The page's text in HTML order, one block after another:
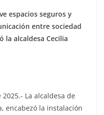
espacios seguros y
entre sociedad
la alcaldesa Cecilia
La alcaldesa de
encabezó la instalación